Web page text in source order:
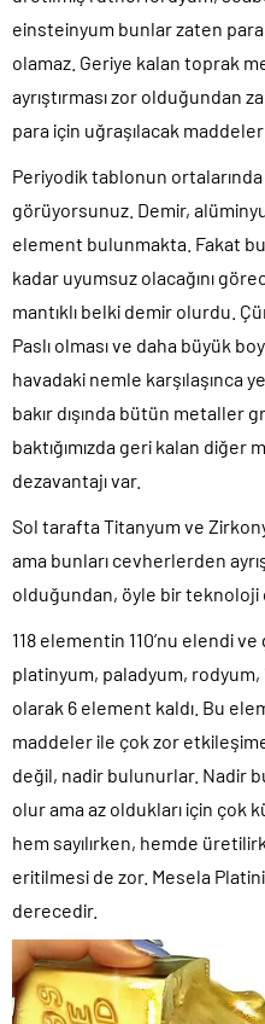
einsteinyum bunlar zaten
olamaz. Geriye kalan toprak
ayrıştırması zor olduğundan
para için uğraşılacak
Periyodik tablonun
görüyorsunuz. Demir,
element bulunmakta. Fakat
kadar uyumsuz olacağını
mantıklı belki demir olurdu.
Paslı olması ve daha büyük
havadaki nemle karşılaşınca
bakır dışında bütün metaller
baktığımızda geri kalan
dezavantajı var.
Sol tarafta Titanyum ve
ama bunları cevherlerden
olduğundan, öyle bir teknoloji
118 elementin 110’nu elendi
platinyum, paladyum,
olarak 6 element kaldı. Bu
maddeler ile çok zor
değil, nadir bulunurlar. Nadir
olur ama az oldukları için çok
hem sayılırken, hemde
eritilmesi de zor. Mesela
derecedir.